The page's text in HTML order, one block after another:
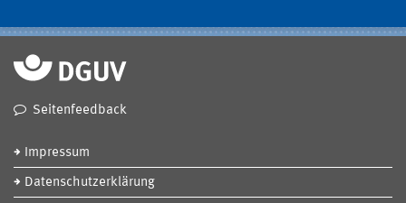
Seitenfeedback
Impressum
Datenschutzerklärung